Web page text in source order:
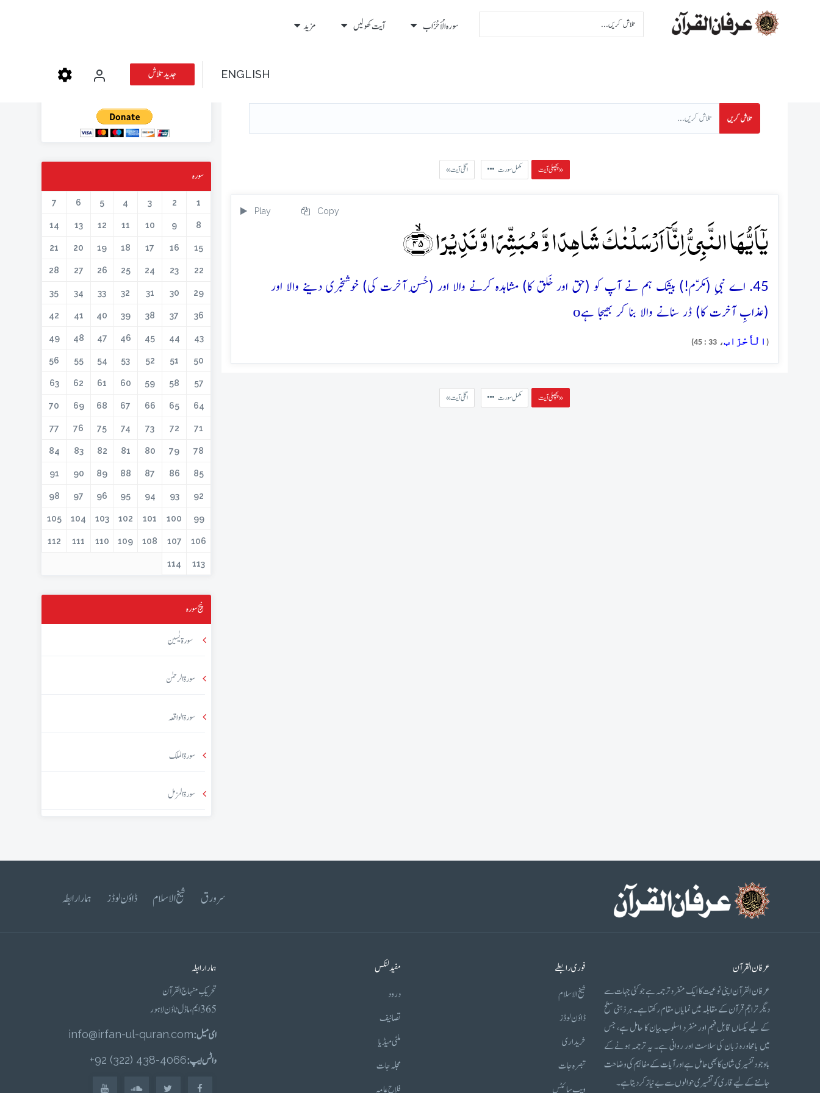
سورہ الْأَحْزَاب آیت کھولیں مزید
ENGLISH جدید تلاش
تلاش کریں
پچھلی آیت » مکمل سورت « اگلی آیت
Play Copy
یٰۤاَیُّہَا النَّبِیُّ اِنَّاۤ اَرۡسَلۡنٰکَ شَاہِدًا وَّ مُبَشِّرًا وَّ نَذِیۡرًا ﴿ۙ۴۵﴾
45. اے نبیِ (مکرّم!) بیشک ہم نے آپ کو (حق اور خَلق کا) مشاہدہ کرنے والا اور (حُسنِ آخرت کی) خوشخبری دینے والا اور
(عذابِ آخرت کا) ڈر سنانے والا بنا کر بھیجا ہےo
( الْأَحْزَاب، 33 : 45)
پچھلی آیت » مکمل سورت « اگلی آیت
عطیہ دیجئے
کتابیں، میگزین، خطابات اور دیگر اسلامک لٹریچر آن لائن کرنے کیلئے اس کار
سورہ
1
2
3
4
5
6
7
8
9
10
11
12
13
14
15
16
17
18
19
20
21
22
23
24
25
26
27
28
29
30
31
32
33
34
35
36
37
38
39
40
41
42
43
44
45
46
47
48
49
50
51
52
53
54
55
56
57
58
59
60
61
62
63
64
65
66
67
68
69
70
71
72
73
74
75
76
77
78
79
80
81
82
83
84
85
86
87
88
89
90
91
92
93
94
95
96
97
98
99
100
101
102
103
104
105
106
107
108
109
110
111
112
113
114
پنج سورہ
سورۃ یٰسین
سورۃ الرحمٰن
سورۃ الواقعہ
سورۃ الملک
سورۃ المزمل
سرورق شیخ الاسلام ڈاؤن لوڈز ہمارا رابطہ
عرفان القرآن
عرفان القرآن اپنی نوعیت کا ایک منفرد ترجمہ ہے جو کئی جہات سے
دیگر تراجم قرآن کے مقابلہ میں نمایاں مقام رکھتا ہے۔ ہر ذہنی سطح
کے لیے یکساں قابل فہم اور منفرد اسلوب بیان کا حامل ہے، جس
میں بامحاورہ زبان کی سلاست اور روانی ہے۔ یہ ترجمہ ہونے کے
باوجود تفسیری شان کا بھی حامل ہے اور آیات کے مفاہیم کی وضاحت
جاننے کے لیے قاری کو تفسیری حوالوں سے بے نیاز کر دیتا ہے۔
فوری رابطے
شیخ الاسلام
ڈاؤن لوڈز
خریداری
تبصرہ جات
ویب سائٹس
مفید لنکس
درود
تصانیف
ملٹی میڈیا
مجلہ جات
فلاح عامہ
ہمارا رابطہ
تحریکِ منہاج القرآن
365 ایم، ماڈل ٹاؤن لاہور
ای میل :info@irfan-ul-quran.com
واٹس ایپ :4066-438 (322) 92+